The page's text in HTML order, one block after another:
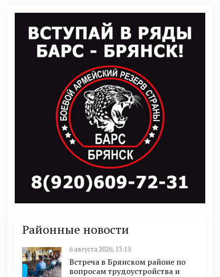
Районные новости
6 августа 2026, 13:15
Встреча в Брянском районе по
вопросам трудоустройства и